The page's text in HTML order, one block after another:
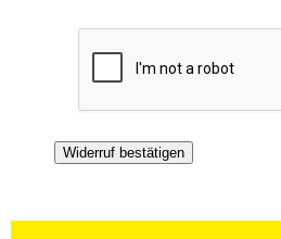
Widerruf bestätigen